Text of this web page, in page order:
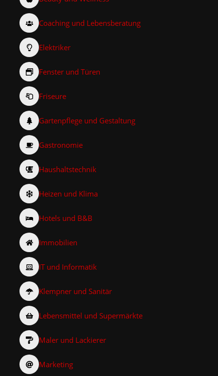
Coaching und Lebensberatung
Elektriker
Fenster und Türen
Friseure
Gartenpflege und Gestaltung
Gastronomie
Haushaltstechnik
Heizen und Klima
Hotels und B&B
Immobilien
IT und Informatik
Klempner und Sanitär
Lebensmittel und Supermärkte
Maler und Lackierer
Marketing